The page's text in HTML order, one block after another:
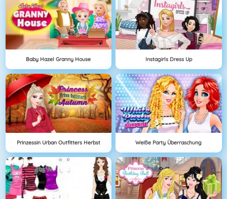
Baby Hazel Granny House Instagirls Dress Up
Prinzessin Urban Outfitters Herbst Weiße Party Überraschung